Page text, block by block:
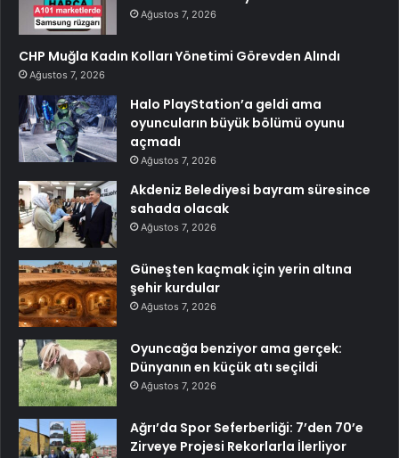
Ağustos 7, 2026
CHP Muğla Kadın Kolları Yönetimi Görevden Alındı
Ağustos 7, 2026
Halo PlayStation’a geldi ama
oyuncuların büyük bölümü oyunu
açmadı
Ağustos 7, 2026
Akdeniz Belediyesi bayram süresince
sahada olacak
Ağustos 7, 2026
Güneşten kaçmak için yerin altına
şehir kurdular
Ağustos 7, 2026
Oyuncağa benziyor ama gerçek:
Dünyanın en küçük atı seçildi
Ağustos 7, 2026
Ağrı’da Spor Seferberliği: 7’den 70’e
Zirveye Projesi Rekorlarla İlerliyor